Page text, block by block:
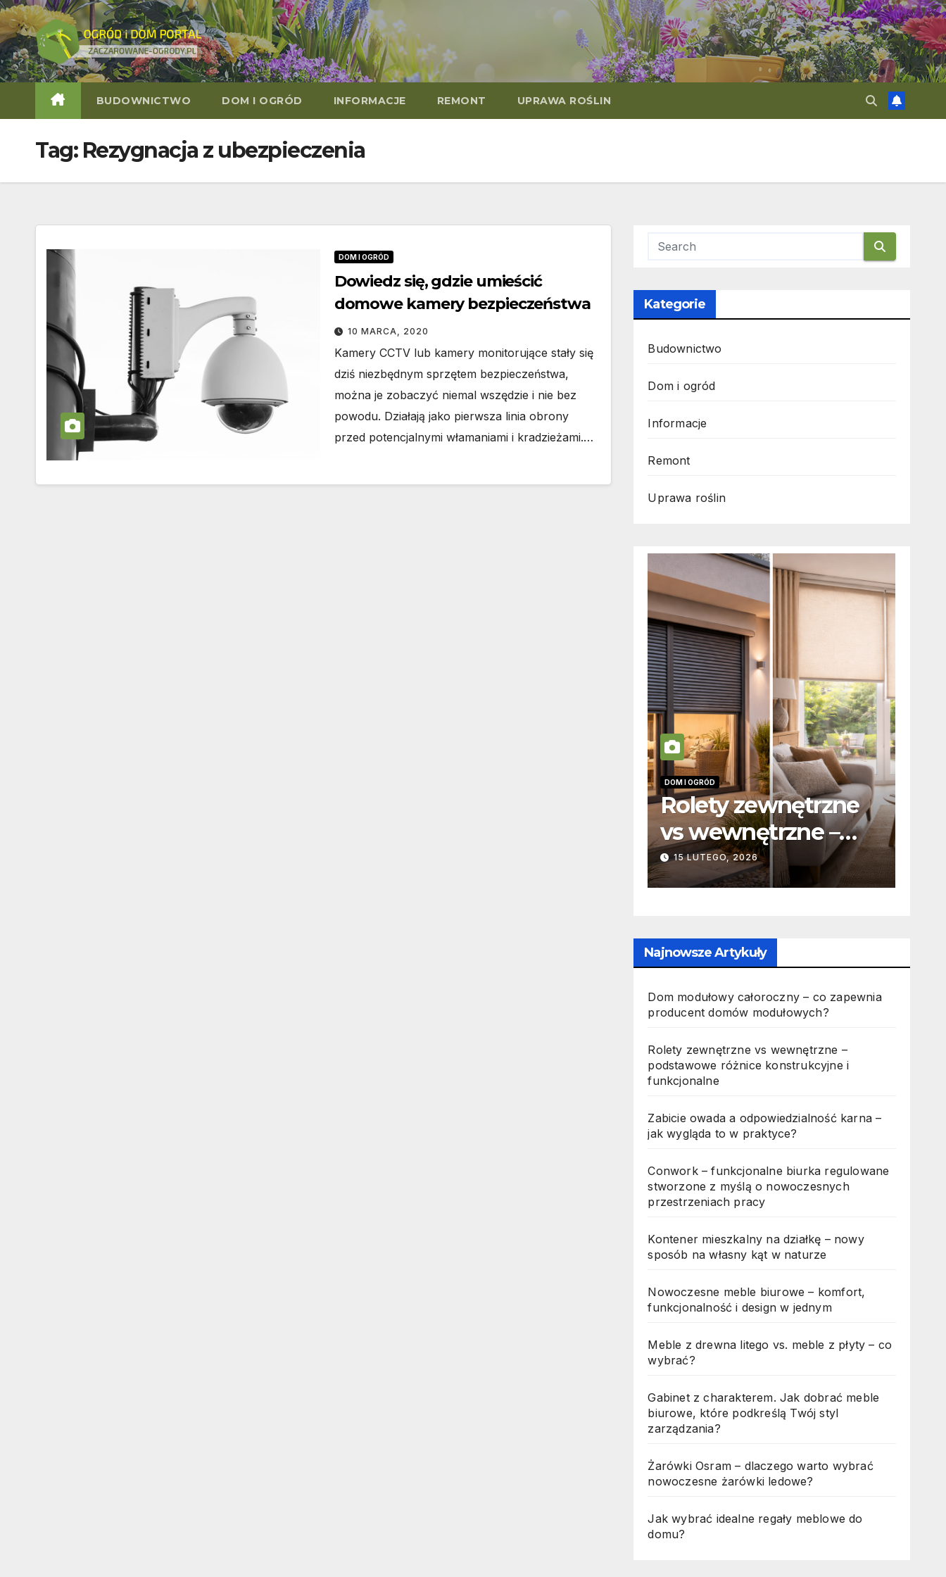
Skip
to
content
BUDOWNICTWO DOM I OGRÓD INFORMACJE REMONT UPRAWA ROŚLIN
Tag: Rezygnacja z ubezpieczenia
DOM I OGRÓD
Dowiedz się, gdzie umieścić
domowe kamery bezpieczeństwa
10 MARCA, 2020
Kamery CCTV lub kamery monitorujące stały się
dziś niezbędnym sprzętem bezpieczeństwa,
można je zobaczyć niemal wszędzie i nie bez
powodu. Działają jako pierwsza linia obrony
przed potencjalnymi włamaniami i kradzieżami.…
Kategorie
Budownictwo
Dom i ogród
Informacje
Remont
Uprawa roślin
DOM I OGRÓD
Rolety zewnętrzne
vs wewnętrzne –
podstawowe
różnice
funkcjonalne
15 LUTEGO, 2026
Najnowsze Artykuły
Dom modułowy całoroczny – co zapewnia
producent domów modułowych?
Rolety zewnętrzne vs wewnętrzne –
podstawowe różnice konstrukcyjne i
funkcjonalne
Zabicie owada a odpowiedzialność karna –
jak wygląda to w praktyce?
Conwork – funkcjonalne biurka regulowane
stworzone z myślą o nowoczesnych
przestrzeniach pracy
Kontener mieszkalny na działkę – nowy
sposób na własny kąt w naturze
Nowoczesne meble biurowe – komfort,
funkcjonalność i design w jednym
Meble z drewna litego vs. meble z płyty – co
wybrać?
Gabinet z charakterem. Jak dobrać meble
biurowe, które podkreślą Twój styl
zarządzania?
Żarówki Osram – dlaczego warto wybrać
nowoczesne żarówki ledowe?
Jak wybrać idealne regały meblowe do
domu?